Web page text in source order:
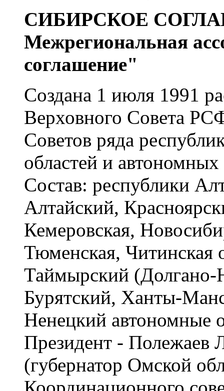
СИБИРСКОЕ
Межрегиональная
соглашение"
Создана 1 июля 1991
Верховного Совета
Советов ряда
областей и автономных
Состав: республики
Алтайский,
Кемеровская,
Тюменская, Читинская
Таймырский
Бурятский, Ханты-
Ненецкий автономные
Президент - Полежаев
(губернатор Омской